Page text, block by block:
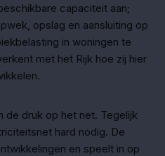
capaciteit aan;
opslag en aansluiting op
in woningen te
met het Rijk hoe zij hier
de druk op het net. Tegelijk
hard nodig. De
en speelt in op